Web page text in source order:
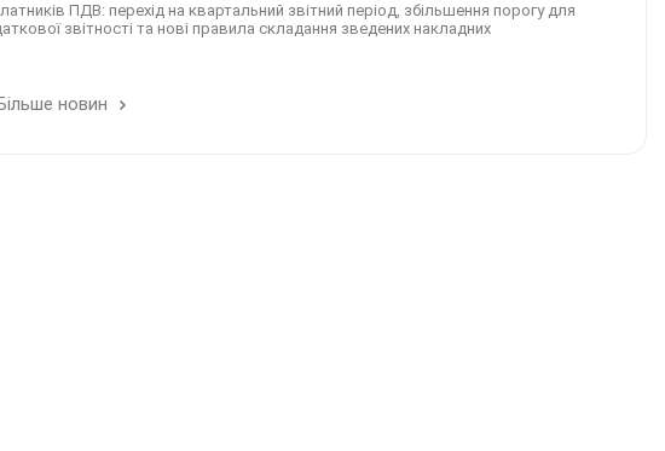
ПДВ: перехід на квартальний звітний період, збільшення порогу для
звітності та нові правила складання зведених накладних
новин